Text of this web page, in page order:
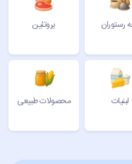
رستوران پروتئین
لبنیات محصولات طبیعی